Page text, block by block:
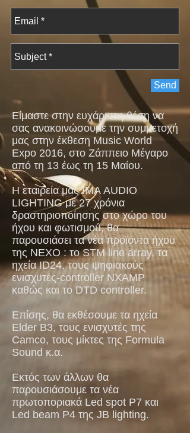
Send
Είμαστε στην ευχάριστη θέση να
σας ανακοινώσουμε την συμμετοχή
μας στην έκθεση Music World
Expo 2016, στο Ζάππειο Μέγαρο
από τη 13 έως τη 15 Μαίου.
Η εταιρεία μας ΙΜΑ AUDIO
LIGHTING με 27 χρόνια
δραστηριοποίησης στο χώρο του
ήχου και φωτισμού, θα
παρουσιάσει τα νέα προϊόντα ήχου
της NEXO : το STM line array, τα
ηχεία ID24, τους ψηφιακούς
ενισχυτές-controller NXAMP
καθώς και το DTD controller.
Eπίσης, θα εκθέσουμε τα ηχεία
Elder B3, τους ενισχυτές της
Camco, τους μίκτες της Formula
Sound κ.α.
Εκτός των άλλων θα
παρουσιάσουμε τα νέα
πρωτοποριακά Led spot P7 και
Led beam P4 της JB lighting.